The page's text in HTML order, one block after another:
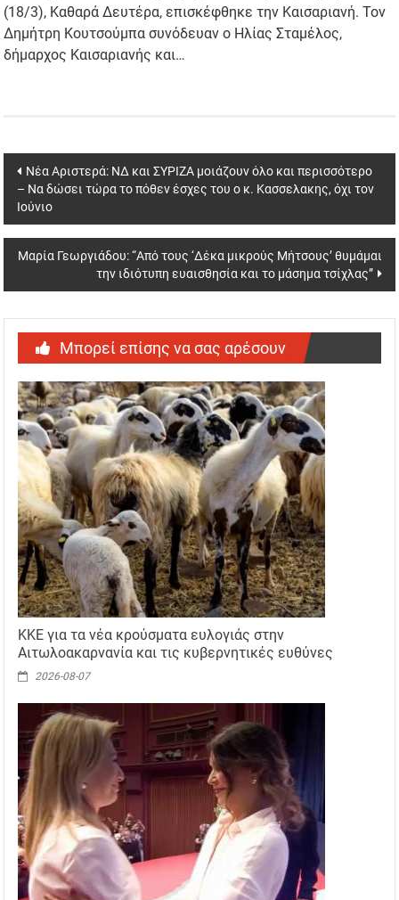
(18/3), Καθαρά Δευτέρα, επισκέφθηκε την Καισαριανή. Τον
Δημήτρη Κουτσούμπα συνόδευαν ο Ηλίας Σταμέλος,
δήμαρχος Καισαριανής και…
Post
navigation
Νέα Αριστερά: ΝΔ και ΣΥΡΙΖΑ μοιάζουν όλο και περισσότερο
– Να δώσει τώρα το πόθεν έσχες του ο κ. Κασσελακης, όχι τον
Ιούνιο
Μαρία Γεωργιάδου: “Από τους ‘Δέκα μικρούς Μήτσους’ θυμάμαι
την ιδιότυπη ευαισθησία και το μάσημα τσίχλας”
Μπορεί επίσης να σας αρέσουν
ΚΚΕ για τα νέα κρούσματα ευλογιάς στην
Αιτωλοακαρνανία και τις κυβερνητικές ευθύνες
2026-08-07